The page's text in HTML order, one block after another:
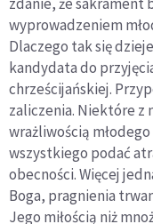
wyprowadzeniem
Dlaczego tak się
kandydata do
chrześcijańskiej.
zaliczenia. Niektóre z
wrażliwością
wszystkiego podać
obecności. Więcej
Boga, pragnienia
Jego miłością niż